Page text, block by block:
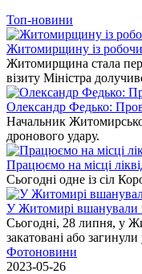
Топ-новини
Житомирщину із
Житомирщина стала
візиту Міністра
Олександр Федько:
Начальник
дронового удару.
Працюємо на місці
Сьогодні одне із сіл
У Житомирі вшанували
Сьогодні, 28 липня, у
закатовані або
Фотоновини
2023-05-26